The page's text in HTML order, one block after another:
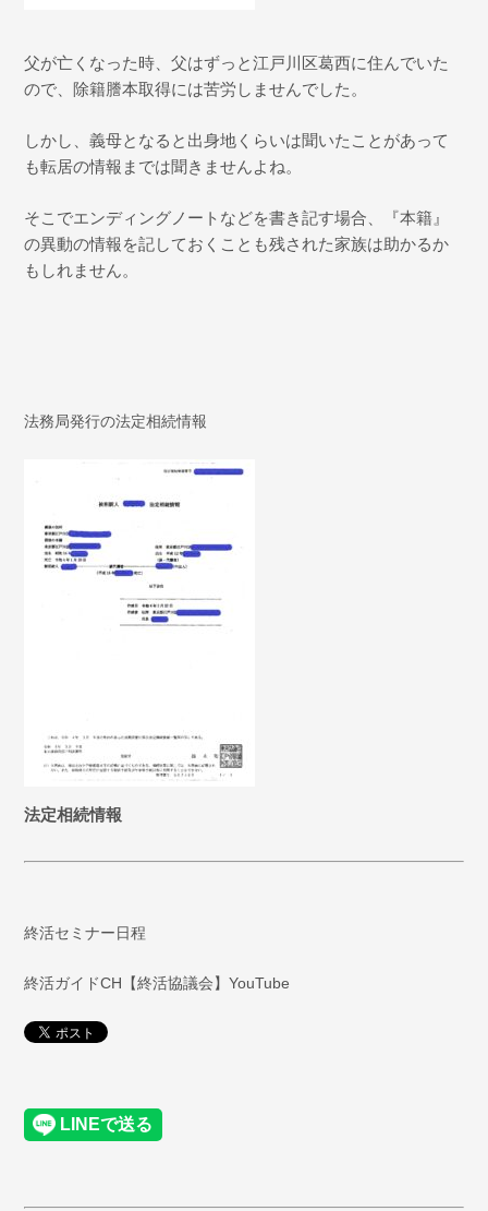
父が亡くなった時、父はずっと江戸川区葛西に住んでいた
ので、除籍謄本取得には苦労しませんでした。
しかし、義母となると出身地くらいは聞いたことがあって
も転居の情報までは聞きませんよね。
そこでエンディングノートなどを書き記す場合、『本籍』
の異動の情報を記しておくことも残された家族は助かるか
もしれません。
法務局発行の法定相続情報
法定相続情報
終活セミナー日程
終活ガイドCH【終活協議会】YouTube